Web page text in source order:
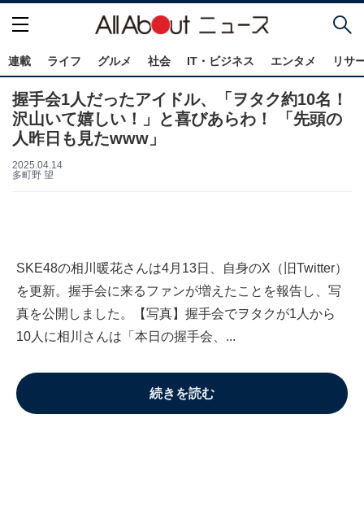
連載 ライフ グルメ 社会 IT・ビジネス エンタメ リサ
握手会1人だったアイドル、「ヲタク約10名！
沢山いて嬉しい！」と喜びあらわ！ 「先頭の
人昨日も見たwww」
2025.04.14
多町野 望
SKE48の相川暖花さんは4月13日、自身のX（旧Twitter）
を更新。握手会に来るファンが増えたことを報告し、写
真を公開しました。【写真】握手会でヲタクが1人から
10人に相川さんは「本日の握手会、...
続きを読む